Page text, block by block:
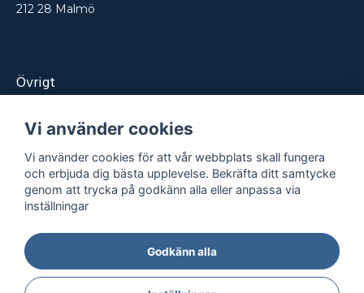
212 28 Malmö
Övrigt
Tjänster
Kontakt
Projekt
IntegritetspolicyKöpvillkor
Vi använder cookies
Vi använder cookies för att vår webbplats skall fungera
och erbjuda dig bästa upplevelse. Bekräfta ditt samtycke
genom att trycka på godkänn alla eller anpassa via
inställningar
Godkänn alla